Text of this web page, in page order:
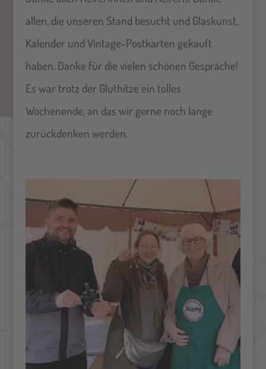
allen, die unseren Stand besucht und Glaskunst,
Kalender und Vintage-Postkarten gekauft
haben. Danke für die vielen schönen Gespräche!
Es war trotz der Gluthitze ein tolles
Wochenende, an das wir gerne noch lange
zurückdenken werden.